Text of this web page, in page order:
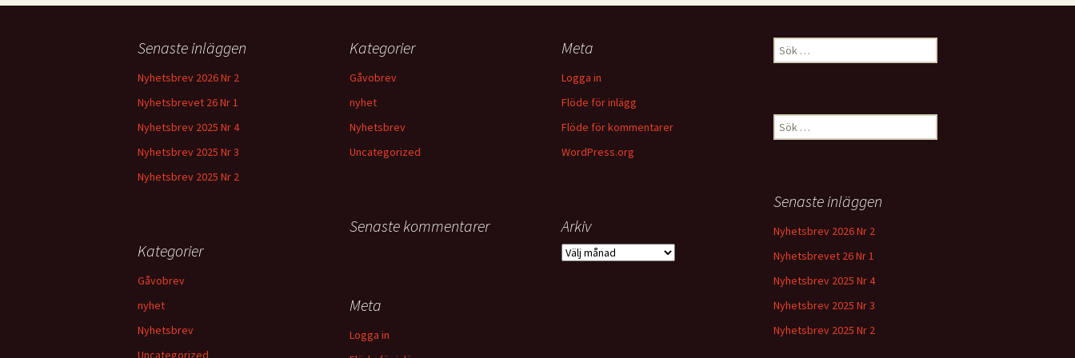
Senaste inläggen
Nyhetsbrev 2026 Nr 2
Nyhetsbrevet 26 Nr 1
Nyhetsbrev 2025 Nr 4
Nyhetsbrev 2025 Nr 3
Nyhetsbrev 2025 Nr 2
Kategorier
Gåvobrev
nyhet
Nyhetsbrev
Uncategorized
Meta
Logga in
Flöde för inlägg
Flöde för kommentarer
WordPress.org
Sök
efter:
Sök
efter:
Senaste inläggen
Nyhetsbrev 2026 Nr 2
Nyhetsbrevet 26 Nr 1
Nyhetsbrev 2025 Nr 4
Nyhetsbrev 2025 Nr 3
Nyhetsbrev 2025 Nr 2
Senaste kommentarer Arkiv
Arkiv
Kategorier
Gåvobrev
nyhet
Nyhetsbrev
Uncategorized
Meta
Logga in